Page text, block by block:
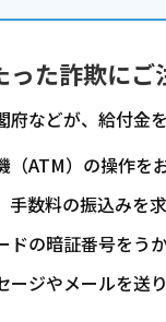
た詐欺にご
府などが、給付金
（ATM）の操作を
手数料の振込みを
ドの暗証番号をう
ージやメールを送